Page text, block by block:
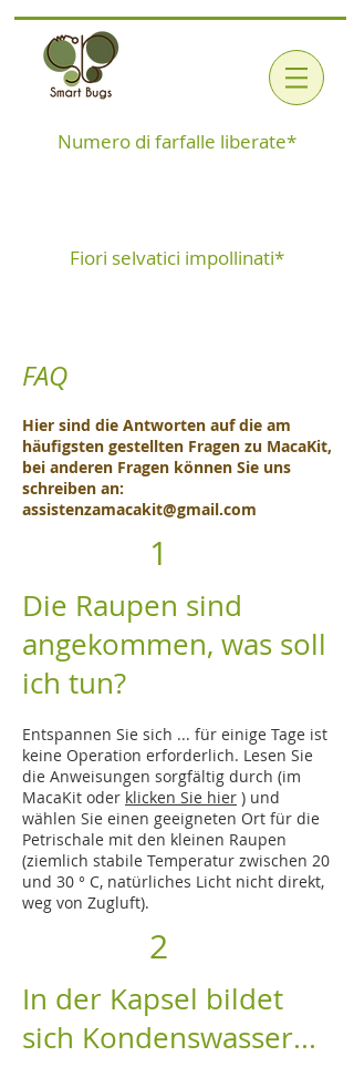
Numero di farfalle liberate*
Fiori selvatici impollinati*
FAQ
Hier sind die Antworten auf die am
häufigsten gestellten Fragen zu MacaKit,
bei anderen Fragen können Sie uns
schreiben an:
assistenzamacakit@gmail.com
1
Die Raupen sind
angekommen, was soll
ich tun?
Entspannen Sie sich ... für einige Tage ist
keine Operation erforderlich. Lesen Sie
die Anweisungen sorgfältig durch (im
MacaKit oder klicken Sie hier ) und
wählen Sie einen geeigneten Ort für die
Petrischale mit den kleinen Raupen
(ziemlich stabile Temperatur zwischen 20
und 30 ° C, natürliches Licht nicht direkt,
weg von Zugluft).
2
In der Kapsel bildet
sich Kondenswasser...